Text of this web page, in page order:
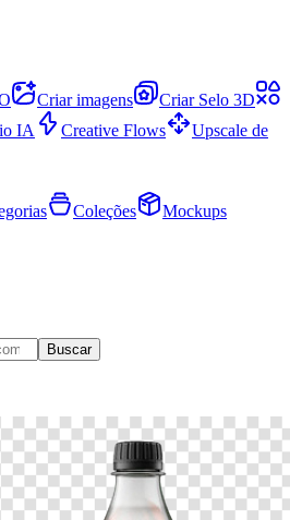
Criar imagens
Criar Selo 3D
IA Creative Flows
Upscale de
Coleções Mockups
Buscar